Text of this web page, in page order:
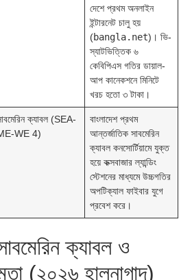
দেশে প্রথম অনলাইন
ইন্টারনেট চালু হয়
(bangla.net)। ভি-
স্যাটভিত্তিক ৬
কেবিপিএস গতির ডায়াল-
আপ কানেকশনে মিনিটে
খরচ হতো ৩ টাকা।
ক্যাবল (SEA-
WE 4)
বাংলাদেশ প্রথম
আন্তর্জাতিক সাবমেরিন
ক্যাবল কনসোর্টিয়ামে যুক্ত
হয়ে কক্সবাজার ল্যান্ডিং
স্টেশনের মাধ্যমে উচ্চগতির
অপটিক্যাল ফাইবার যুগে
প্রবেশ করে।
ক্যাবল ও
(২০২৬ হালনাগাদ)